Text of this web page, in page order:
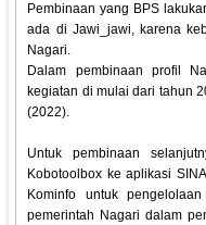
Pembinaan yang BPS
ada di Jawi_jawi, karena
Nagari.
Dalam pembinaan profil
kegiatan di mulai dari tahun
(2022).
Untuk pembinaan
Kobotoolbox ke aplikasi
Kominfo untuk
pemerintah Nagari dalam